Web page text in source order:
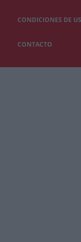
CONDICIONES DE
CONTACTO